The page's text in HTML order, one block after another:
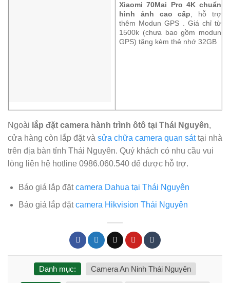
Xiaomi 70Mai Pro 4K chuẩn
hình ảnh cao cấp , hỗ trợ
thêm Modun GPS . Giá chỉ từ
1500k (chưa bao gồm modun
GPS) tặng kèm thẻ nhớ 32GB
Ngoài lắp đặt camera hành trình ôtô tại Thái Nguyên,
cửa hàng còn lắp đặt và sửa chữa camera quan sáttại nhà
trên địa bàn tỉnh Thái Nguyên. Quý khách có nhu cầu vui
lòng liên hệ hotline 0986.060.540 để được hỗ trợ.
Báo giá lắp đặtcamera Dahua tại Thái Nguyên
Báo giá lắp đặtcamera Hikvision Thái Nguyên
Danh mục: Camera An Ninh Thái Nguyên